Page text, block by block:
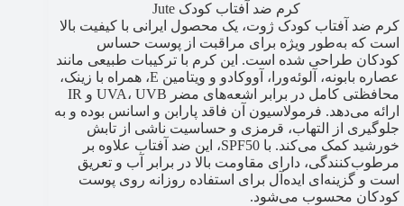
کرم ضد آفتاب کودک Jute
کرم ضد آفتاب کودک ژوت، یک محصول ایرانی با کیفیت بالا
است که به‌طور ویژه برای مراقبت از پوست حساس
کودکان طراحی شده است. این کرم با ترکیبات طبیعی مانند
عصاره بابونه، آلوئه‌ورا، آووکادو و ویتامین E، همراه با زینک،
محافظتی کامل در برابر اشعه‌های مضر UVA، UVB و IR
ارائه می‌دهد. فرمولاسیون آن فاقد پارابن و اسانس بوده و به
جلوگیری از التهاب، قرمزی و حساسیت ناشی از تابش
خورشید کمک می‌کند. با SPF50، این ضد آفتاب علاوه بر
مرطوب‌کنندگی، دارای مقاومت بالا در برابر آب و تعریق
است و گزینه‌ای ایده‌آل برای استفاده روزانه روی پوست
کودکان محسوب می‌شود.